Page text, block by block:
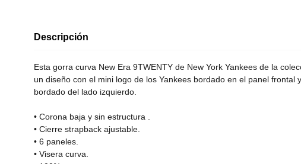
Descripción
Esta gorra curva New Era 9TWENTY de New York Yankees de la
un diseño con el mini logo de los Yankees bordado en el panel frontal
bordado del lado izquierdo.
• Corona baja y sin estructura .
• Cierre strapback ajustable.
• 6 paneles.
• Visera curva.